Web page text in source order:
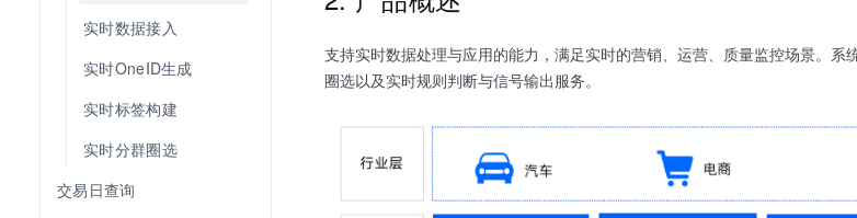
实时数据接入
实时OneID生成
实时标签构建
实时分群圈选
交易日查询
支持实时数据处理与应用的能力，满足实时的营销、运营、质量监控场景。
圈选以及实时规则判断与信号输出服务。